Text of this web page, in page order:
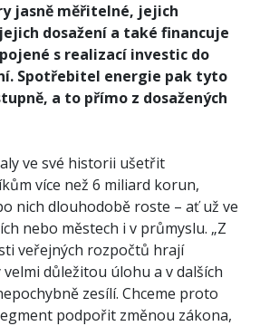
jasně měřitelné, jejich
dosažení a také financuje
s realizací investic do
Spotřebitel energie pak tyto
a to přímo z dosažených
ve své historii ušetřit
více než 6 miliard korun,
nich dlouhodobě roste – ať už ve
nebo městech i v průmyslu. „Z
veřejných rozpočtů hrají
důležitou úlohu a v dalších
zesílí. Chceme proto
podpořit změnou zákona,